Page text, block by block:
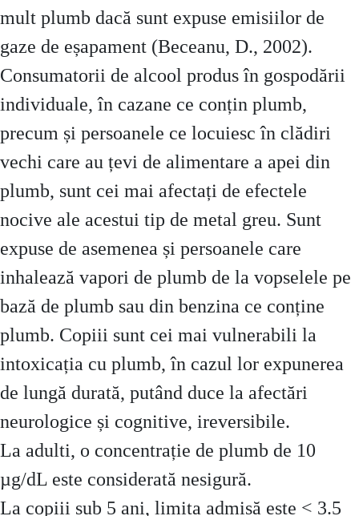
mult plumb dacă sunt expuse emisiilor de
gaze de eșapament (Beceanu, D., 2002).
Consumatorii de alcool produs în gospodării
individuale, în cazane ce conțin plumb,
precum și persoanele ce locuiesc în clădiri
vechi care au țevi de alimentare a apei din
plumb, sunt cei mai afectați de efectele
nocive ale acestui tip de metal greu. Sunt
expuse de asemenea și persoanele care
inhalează vapori de plumb de la vopselele pe
bază de plumb sau din benzina ce conține
plumb. Copiii sunt cei mai vulnerabili la
intoxicația cu plumb, în cazul lor expunerea
de lungă durată, putând duce la afectări
neurologice și cognitive, ireversibile.
La adulti, o concentrație de plumb de 10
µg/dL este considerată nesigură.
La copiii sub 5 ani, limita admisă este < 3.5